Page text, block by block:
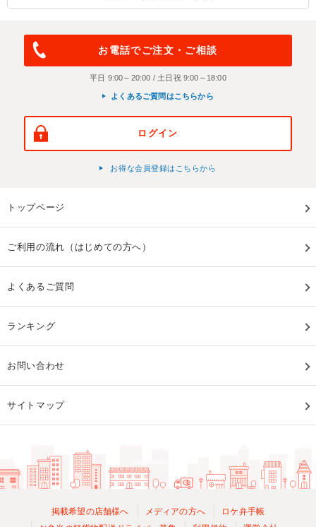
お電話でご注文・ご相談
平日 9:00～20:00 / 土日祝 9:00～18:00
よくあるご質問はこちらから
ログイン
お得な会員登録はこちらから
トップページ
ご利用の流れ（はじめての方へ）
よくあるご質問
ランキング
お問い合わせ
サイトマップ
掲載希望の店舗様へ メディアの方へ
ロケ弁手帳